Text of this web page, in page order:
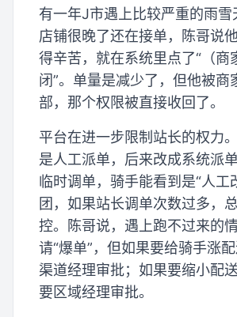
有一年J市遇上比较严重的雨雪
店铺很晚了还在接单，陈哥说
得辛苦，就在系统里点了“（商
闭”。单量是减少了，但他被商
部，那个权限被直接收回了。
平台在进一步限制站长的权力
是人工派单，后来改成系统派
临时调单，骑手能看到是“人工
团，如果站长调单次数过多，
控。陈哥说，遇上跑不过来的
请“爆单”，但如果要给骑手涨
渠道经理审批；如果要缩小配
要区域经理审批。